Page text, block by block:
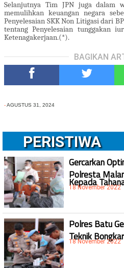
Selanjutnya Tim JPN juga dalam
memulihkan keuangan negara
Penyelesaian SKK Non Litigasi dari
tentang Penyelesaian tunggakan
Ketenagakerjaan.(*).
BAGIKAN
-AGUSTUS 31, 2024
PERISTIWA
Gercarkan
Polresta
Kepada
18 November 2022
Polres Batu
Teknik
18 November 2022